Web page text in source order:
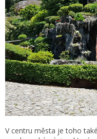
V centru města je toho